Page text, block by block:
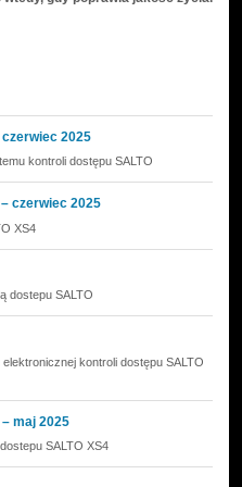
czerwiec 2025
kontroli dostępu SALTO
czerwiec 2025
XS4
dostepu SALTO
kontroli dostępu SALTO
maj 2025
SALTO XS4